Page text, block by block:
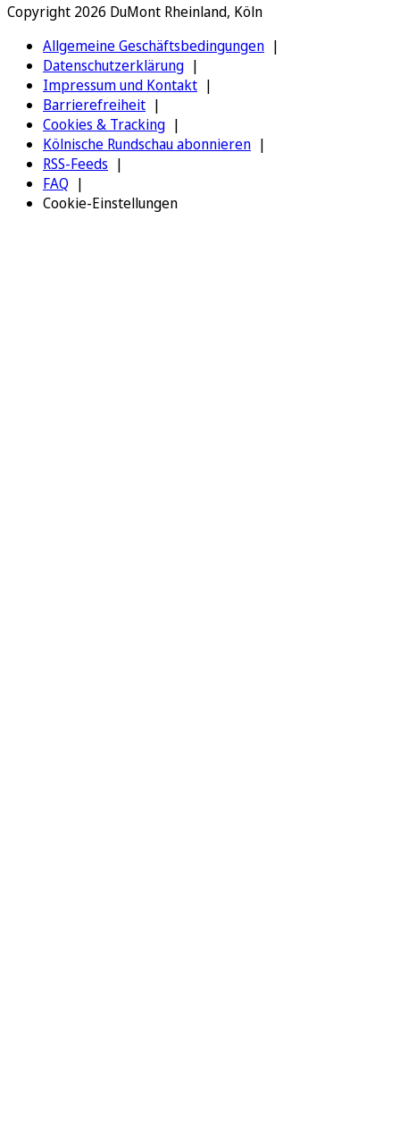
Copyright 2026 DuMont Rheinland, Köln
Allgemeine Geschäftsbedingungen
Datenschutzerklärung
Impressum und Kontakt
Barrierefreiheit
Cookies & Tracking
Kölnische Rundschau abonnieren
RSS-Feeds
FAQ
Cookie-Einstellungen